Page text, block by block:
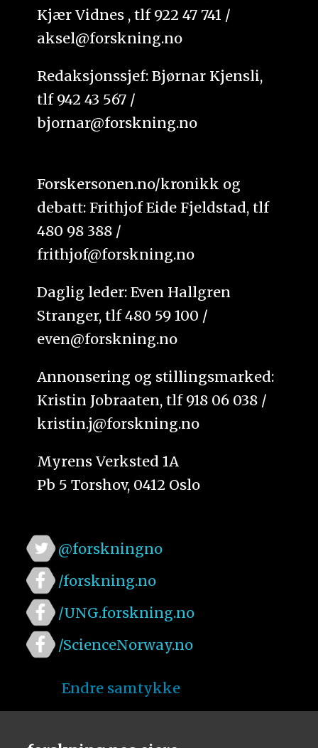
Kjær Vidnes , tlf 922 47 741 /
aksel@forskning.no
Redaksjonssjef: Bjørnar Kjensli,
tlf 942 43 567 /
bjornar@forskning.no
Forskersonen.no/kronikk og
debatt: Frithjof Eide Fjeldstad, tlf
480 98 388 /
frithjof@forskning.no
Daglig leder: Even Hallgren
Stranger, tlf 480 59 100 /
even@forskning.no
Annonsering og stillingsmarked:
Kristin Jobraaten, tlf 918 06 038 /
kristin.j@forskning.no
Myrens Verksted 1A
Pb 5 Torshov, 0412 Oslo
@forskningno
/forskning.no
/UNG.forskning.no
/ScienceNorway.no
Endre samtykke